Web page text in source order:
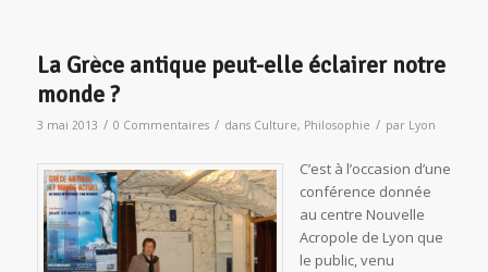
La Grèce antique peut-elle éclairer notre
monde ?
3 mai 2013 / 0 Commentaires / dans Culture, Philosophie / par Lyon
C’est à l’occasion d’une
conférence donnée
au centre Nouvelle
Acropole de Lyon que
le public, venu